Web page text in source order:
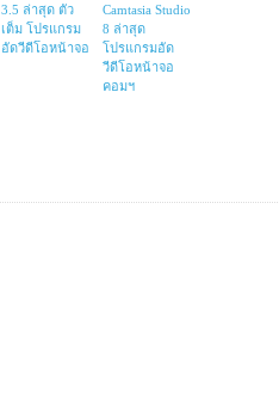
3.5 ล่าสุด ตัว
เต็ม โปรแกรม
อัดวีดีโอหน้าจอ
Camtasia Studio
8 ล่าสุด
โปรแกรมอัด
วีดีโอหน้าจอ
คอมฯ